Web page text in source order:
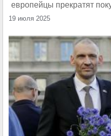
европейцы прекратят
19 июля 2025